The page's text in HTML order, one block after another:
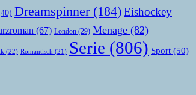
Dreamspinner(184)Eishockey
(67) London (29) Menage (82)
(22) Romantisch (21) Serie (806) Sport (50)